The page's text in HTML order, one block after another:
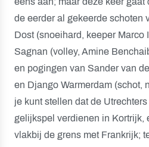
de eerder al gekeerde schoten
Dost (snoeihard, keeper Marco
Sagnan (volley, Amine
en pogingen van Sander van
en Django Warmerdam (schot,
je kunt stellen dat de
gelijkspel verdienen in Kortrijk,
vlakbij de grens met Frankrijk;